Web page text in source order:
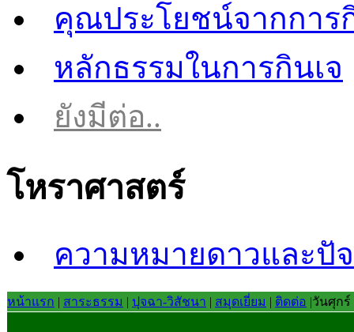
คุณประโยชน์จากการ
หลักธรรมในการกินเจ
ยังมีต่อ..
โหราศาสตร์
ความหมายดาวและปั
หน้าแรก | สาระธรรม | ปุจฉา-วิสัชนา | สมุดเยี่ยม | ติดต่อ |วันศุกร์